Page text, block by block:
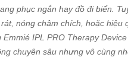
phục ngắn hay đồ đi biển.
nóng châm chích, hoặc
IPL PRO Therapy
chuyên sâu nhưng vô cùng